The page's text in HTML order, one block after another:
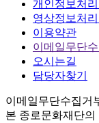
개인정보처
영상정보처
이용약관
이메일무단
오시는길
담당자찾기
이메일무단수집거
본 종로문화재단의